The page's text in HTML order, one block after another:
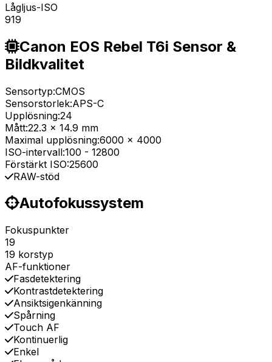
Lågljus-ISO
919
Canon EOS Rebel T6i Sensor &
Bildkvalitet
Sensortyp:CMOS
Sensorstorlek:APS-C
Upplösning:24
Mått:22.3 x 14.9 mm
Maximal upplösning:6000 x 4000
ISO-intervall:100 - 12800
Förstärkt ISO:25600
RAW-stöd
Autofokussystem
Fokuspunkter
19
19 korstyp
AF-funktioner
Fasdetektering
Kontrastdetektering
Ansiktsigenkänning
Spårning
Touch AF
Kontinuerlig
Enkel